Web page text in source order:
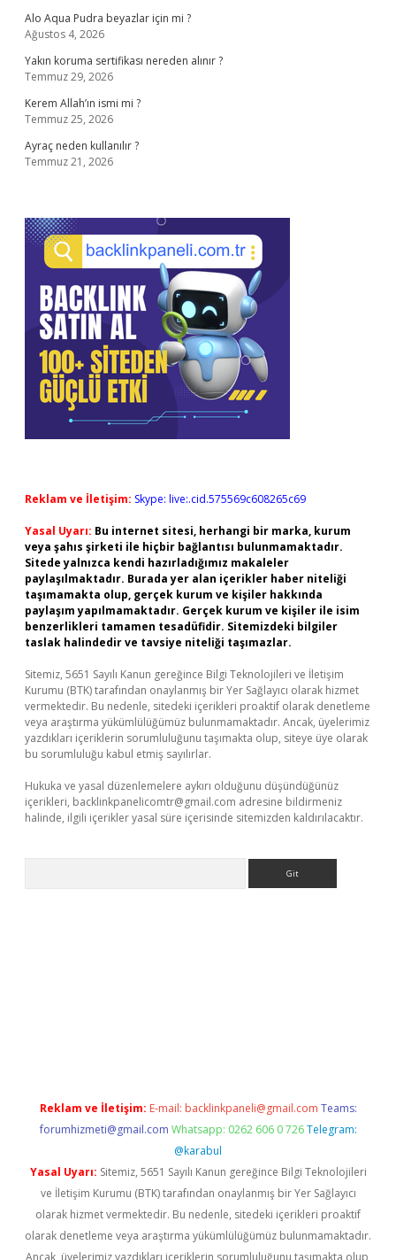
Alo Aqua Pudra beyazlar için mi ?
Ağustos 4, 2026
Yakın koruma sertifikası nereden alınır ?
Temmuz 29, 2026
Kerem Allah’ın ismi mi ?
Temmuz 25, 2026
Ayraç neden kullanılır ?
Temmuz 21, 2026
Reklam ve İletişim: Skype: live:.cid.575569c608265c69
Yasal Uyarı: Bu internet sitesi, herhangi bir marka, kurum
veya şahıs şirketi ile hiçbir bağlantısı bulunmamaktadır.
Sitede yalnızca kendi hazırladığımız makaleler
paylaşılmaktadır. Burada yer alan içerikler haber niteliği
taşımamakta olup, gerçek kurum ve kişiler hakkında
paylaşım yapılmamaktadır. Gerçek kurum ve kişiler ile isim
benzerlikleri tamamen tesadüfidir. Sitemizdeki bilgiler
taslak halindedir ve tavsiye niteliği taşımazlar.
Sitemiz, 5651 Sayılı Kanun gereğince Bilgi Teknolojileri ve İletişim
Kurumu (BTK) tarafından onaylanmış bir Yer Sağlayıcı olarak hizmet
vermektedir. Bu nedenle, sitedeki içerikleri proaktif olarak denetleme
veya araştırma yükümlülüğümüz bulunmamaktadır. Ancak, üyelerimiz
yazdıkları içeriklerin sorumluluğunu taşımakta olup, siteye üye olarak
bu sorumluluğu kabul etmiş sayılırlar.
Hukuka ve yasal düzenlemelere aykırı olduğunu düşündüğünüz
içerikleri, backlinkpanelicomtr@gmail.com adresine bildirmeniz
halinde, ilgili içerikler yasal süre içerisinde sitemizden kaldırılacaktır.
Reklam ve İletişim: E-mail: backlinkpaneli@gmail.com Teams:
forumhizmeti@gmail.com Whatsapp: 0262 606 0 726 Telegram:
@karabul
Yasal Uyarı: Sitemiz, 5651 Sayılı Kanun gereğince Bilgi Teknolojileri
ve İletişim Kurumu (BTK) tarafından onaylanmış bir Yer Sağlayıcı
olarak hizmet vermektedir. Bu nedenle, sitedeki içerikleri proaktif
olarak denetleme veya araştırma yükümlülüğümüz bulunmamaktadır.
Ancak, üyelerimiz yazdıkları içeriklerin sorumluluğunu taşımakta olup,